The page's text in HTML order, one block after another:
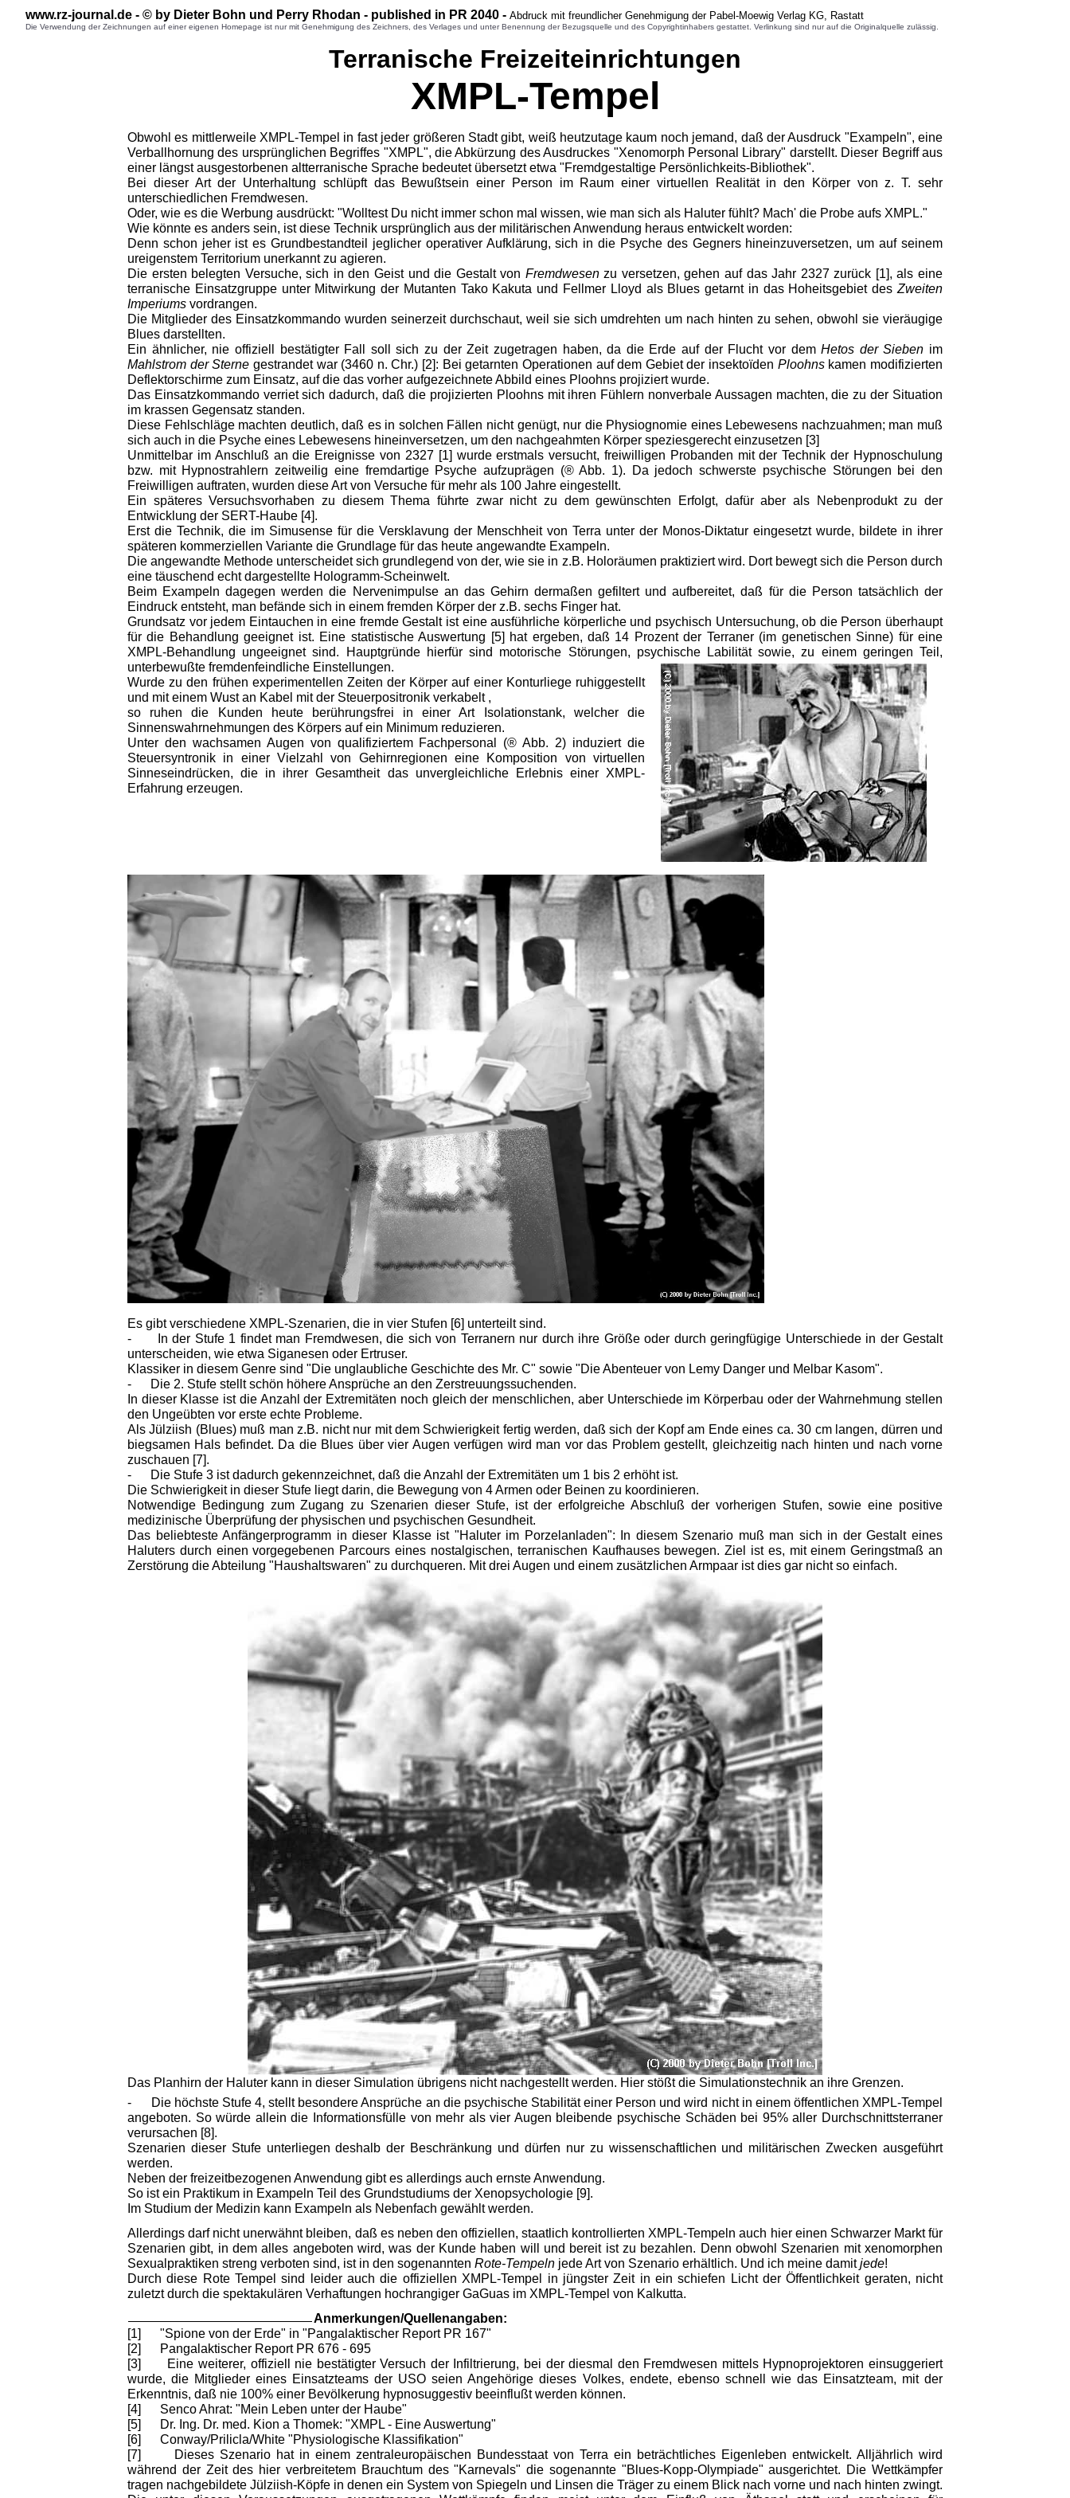
www.rz-journal.de - © by Dieter Bohn und Perry Rhodan - published in PR 2040 - Abdruck mit freundlicher Genehmigung der Pabel-Moewig Verlag KG, Rastatt
Die Verwendung der Zeichnungen auf einer eigenen Homepage ist nur mit Genehmigung des Zeichners, des Verlages und unter Benennung der Bezugsquelle und des Copyrightinhabers gestattet. Verlinkung sind nur auf die Originalquelle zulässig.
Terranische Freizeiteinrichtungen
XMPL-Tempel
Obwohl es mittlerweile XMPL-Tempel in fast jeder größeren Stadt gibt, weiß heutzutage kaum noch jemand, daß der Ausdruck "Exampeln", eine
Verballhornung des ursprünglichen Begriffes "XMPL", die Abkürzung des Ausdruckes "Xenomorph Personal Library" darstellt. Dieser Begriff aus
einer längst ausgestorbenen altterranische Sprache bedeutet übersetzt etwa "Fremdgestaltige Persönlichkeits-Bibliothek".
Bei dieser Art der Unterhaltung schlüpft das Bewußtsein einer Person im Raum einer virtuellen Realität in den Körper von z. T. sehr
unterschiedlichen Fremdwesen.
Oder, wie es die Werbung ausdrückt: "Wolltest Du nicht immer schon mal wissen, wie man sich als Haluter fühlt? Mach' die Probe aufs XMPL."
Wie könnte es anders sein, ist diese Technik ursprünglich aus der militärischen Anwendung heraus entwickelt worden:
Denn schon jeher ist es Grundbestandteil jeglicher operativer Aufklärung, sich in die Psyche des Gegners hineinzuversetzen, um auf seinem
ureigenstem Territorium unerkannt zu agieren.
Die ersten belegten Versuche, sich in den Geist und die Gestalt von Fremdwesenzu versetzen, gehen auf das Jahr 2327 zurück [1], als eine
terranische Einsatzgruppe unter Mitwirkung der Mutanten Tako Kakuta und Fellmer Lloyd als Blues getarnt in das Hoheitsgebiet des Zweiten
Imperiums vordrangen.
Die Mitglieder des Einsatzkommando wurden seinerzeit durchschaut, weil sie sich umdrehten um nach hinten zu sehen, obwohl sie vieräugige
Blues darstellten.
Ein ähnlicher, nie offiziell bestätigter Fall soll sich zu der Zeit zugetragen haben, da die Erde auf der Flucht vor demHetos der Sieben im
Mahlstrom der Sterne gestrandet war (3460 n. Chr.) [2]: Bei getarnten Operationen auf dem Gebiet der insektoïden Ploohnskamen modifizierten
Deflektorschirme zum Einsatz, auf die das vorher aufgezeichnete Abbild eines Ploohns projiziert wurde.
Das Einsatzkommando verriet sich dadurch, daß die projizierten Ploohns mit ihren Fühlern nonverbale Aussagen machten, die zu der Situation
im krassen Gegensatz standen.
Diese Fehlschläge machten deutlich, daß es in solchen Fällen nicht genügt, nur die Physiognomie eines Lebewesens nachzuahmen; man muß
sich auch in die Psyche eines Lebewesens hineinversetzen, um den nachgeahmten Körper speziesgerecht einzusetzen [3]
Unmittelbar im Anschluß an die Ereignisse von 2327 [1] wurde erstmals versucht, freiwilligen Probanden mit der Technik der Hypnoschulung
bzw. mit Hypnostrahlern zeitweilig eine fremdartige Psyche aufzuprägen (® Abb. 1). Da jedoch schwerste psychische Störungen bei den
Freiwilligen auftraten, wurden diese Art von Versuche für mehr als 100 Jahre eingestellt.
Ein späteres Versuchsvorhaben zu diesem Thema führte zwar nicht zu dem gewünschten Erfolgt, dafür aber als Nebenprodukt zu der
Entwicklung der SERT-Haube [4].
Erst die Technik, die im Simusense für die Versklavung der Menschheit von Terra unter der Monos-Diktatur eingesetzt wurde, bildete in ihrer
späteren kommerziellen Variante die Grundlage für das heute angewandte Exampeln.
Die angewandte Methode unterscheidet sich grundlegend von der, wie sie in z.B. Holoräumen praktiziert wird. Dort bewegt sich die Person durch
eine täuschend echt dargestellte Hologramm-Scheinwelt.
Beim Exampeln dagegen werden die Nervenimpulse an das Gehirn dermaßen gefiltert und aufbereitet, daß für die Person tatsächlich der
Eindruck entsteht, man befände sich in einem fremden Körper der z.B. sechs Finger hat.
Grundsatz vor jedem Eintauchen in eine fremde Gestalt ist eine ausführliche körperliche und psychisch Untersuchung, ob die Person überhaupt
für die Behandlung geeignet ist. Eine statistische Auswertung [5] hat ergeben, daß 14 Prozent der Terraner (im genetischen Sinne) für eine
XMPL-Behandlung ungeeignet sind. Hauptgründe hierfür sind motorische Störungen, psychische Labilität sowie, zu einem geringen Teil,
unterbewußte fremdenfeindliche Einstellungen.
Wurde zu den frühen experimentellen Zeiten der Körper auf einer Konturliege ruhiggestellt
und mit einem Wust an Kabel mit der Steuerpositronik verkabelt ,
so ruhen die Kunden heute berührungsfrei in einer Art Isolationstank, welcher die
Sinnenswahrnehmungen des Körpers auf ein Minimum reduzieren.
Unter den wachsamen Augen von qualifiziertem Fachpersonal (® Abb. 2) induziert die
Steuersyntronik in einer Vielzahl von Gehirnregionen eine Komposition von virtuellen
Sinneseindrücken, die in ihrer Gesamtheit das unvergleichliche Erlebnis einer XMPL-
Erfahrung erzeugen.
Es gibt verschiedene XMPL-Szenarien, die in vier Stufen [6] unterteilt sind.
- In der Stufe 1 findet man Fremdwesen, die sich von Terranern nur durch ihre Größe oder durch geringfügige Unterschiede in der Gestalt
unterscheiden, wie etwa Siganesen oder Ertruser.
Klassiker in diesem Genre sind "Die unglaubliche Geschichte des Mr. C" sowie "Die Abenteuer von Lemy Danger und Melbar Kasom".
- Die 2. Stufe stellt schön höhere Ansprüche an den Zerstreuungssuchenden.
In dieser Klasse ist die Anzahl der Extremitäten noch gleich der menschlichen, aber Unterschiede im Körperbau oder der Wahrnehmung stellen
den Ungeübten vor erste echte Probleme.
Als Jülziish (Blues) muß man z.B. nicht nur mit dem Schwierigkeit fertig werden, daß sich der Kopf am Ende eines ca. 30 cm langen, dürren und
biegsamen Hals befindet. Da die Blues über vier Augen verfügen wird man vor das Problem gestellt, gleichzeitig nach hinten und nach vorne
zuschauen [7].
- Die Stufe 3 ist dadurch gekennzeichnet, daß die Anzahl der Extremitäten um 1 bis 2 erhöht ist.
Die Schwierigkeit in dieser Stufe liegt darin, die Bewegung von 4 Armen oder Beinen zu koordinieren.
Notwendige Bedingung zum Zugang zu Szenarien dieser Stufe, ist der erfolgreiche Abschluß der vorherigen Stufen, sowie eine positive
medizinische Überprüfung der physischen und psychischen Gesundheit.
Das beliebteste Anfängerprogramm in dieser Klasse ist "Haluter im Porzelanladen": In diesem Szenario muß man sich in der Gestalt eines
Haluters durch einen vorgegebenen Parcours eines nostalgischen, terranischen Kaufhauses bewegen. Ziel ist es, mit einem Geringstmaß an
Zerstörung die Abteilung "Haushaltswaren" zu durchqueren. Mit drei Augen und einem zusätzlichen Armpaar ist dies gar nicht so einfach.
Das Planhirn der Haluter kann in dieser Simulation übrigens nicht nachgestellt werden. Hier stößt die Simulationstechnik an ihre Grenzen.
- Die höchste Stufe 4, stellt besondere Ansprüche an die psychische Stabilität einer Person und wird nicht in einem öffentlichen XMPL-Tempel
angeboten. So würde allein die Informationsfülle von mehr als vier Augen bleibende psychische Schäden bei 95% aller Durchschnittsterraner
verursachen [8].
Szenarien dieser Stufe unterliegen deshalb der Beschränkung und dürfen nur zu wissenschaftlichen und militärischen Zwecken ausgeführt
werden.
Neben der freizeitbezogenen Anwendung gibt es allerdings auch ernste Anwendung.
So ist ein Praktikum in Exampeln Teil des Grundstudiums der Xenopsychologie [9].
Im Studium der Medizin kann Exampeln als Nebenfach gewählt werden.
Allerdings darf nicht unerwähnt bleiben, daß es neben den offiziellen, staatlich kontrollierten XMPL-Tempeln auch hier einen Schwarzer Markt für
Szenarien gibt, in dem alles angeboten wird, was der Kunde haben will und bereit ist zu bezahlen. Denn obwohl Szenarien mit xenomorphen
Sexualpraktiken streng verboten sind, ist in den sogenannten Rote-Tempeln jede Art von Szenario erhältlich. Und ich meine damitjede!
Durch diese Rote Tempel sind leider auch die offiziellen XMPL-Tempel in jüngster Zeit in ein schiefen Licht der Öffentlichkeit geraten, nicht
zuletzt durch die spektakulären Verhaftungen hochrangiger GaGuas im XMPL-Tempel von Kalkutta.
Anmerkungen/Quellenangaben:
[1] "Spione von der Erde" in "Pangalaktischer Report PR 167"
[2] Pangalaktischer Report PR 676 - 695
[3] Eine weiterer, offiziell nie bestätigter Versuch der Infiltrierung, bei der diesmal den Fremdwesen mittels Hypnoprojektoren einsuggeriert
wurde, die Mitglieder eines Einsatzteams der USO seien Angehörige dieses Volkes, endete, ebenso schnell wie das Einsatzteam, mit der
Erkenntnis, daß nie 100% einer Bevölkerung hypnosuggestiv beeinflußt werden können.
[4] Senco Ahrat: "Mein Leben unter der Haube"
[5] Dr. Ing. Dr. med. Kion a Thomek: "XMPL - Eine Auswertung"
[6] Conway/Prilicla/White "Physiologische Klassifikation"
[7] Dieses Szenario hat in einem zentraleuropäischen Bundesstaat von Terra ein beträchtliches Eigenleben entwickelt. Alljährlich wird
während der Zeit des hier verbreitetem Brauchtum des "Karnevals" die sogenannte "Blues-Kopp-Olympiade" ausgerichtet. Die Wettkämpfer
tragen nachgebildete Jülziish-Köpfe in denen ein System von Spiegeln und Linsen die Träger zu einem Blick nach vorne und nach hinten zwingt.